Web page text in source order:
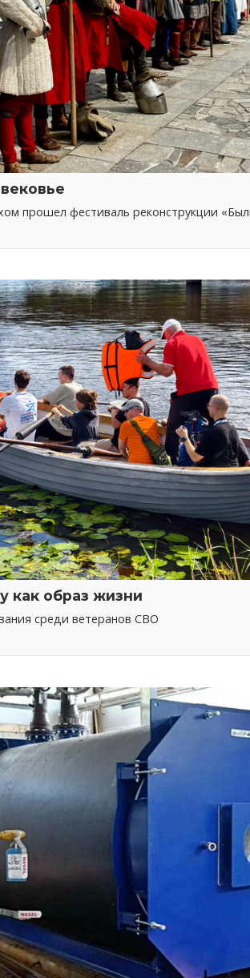
прошел фестиваль реконструкции
как образ жизни
среди ветеранов СВО